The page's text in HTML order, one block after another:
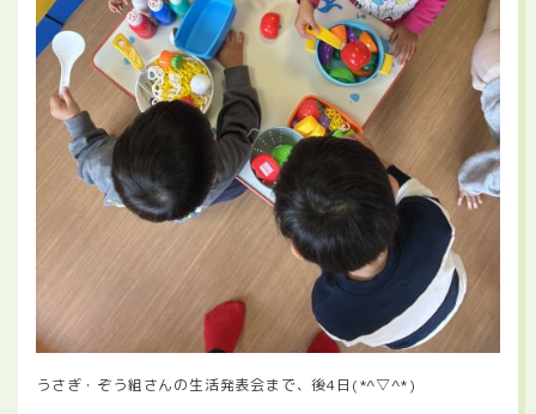
うさぎ・ぞう組さんの生活発表会まで、後4日(*^▽^*)